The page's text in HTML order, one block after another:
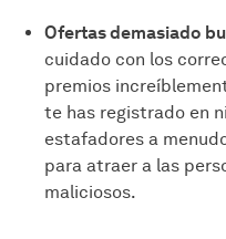
Ofertas demasiado
cuidado con los
premios
te has registrado en
estafadores a
para atraer a las
maliciosos.